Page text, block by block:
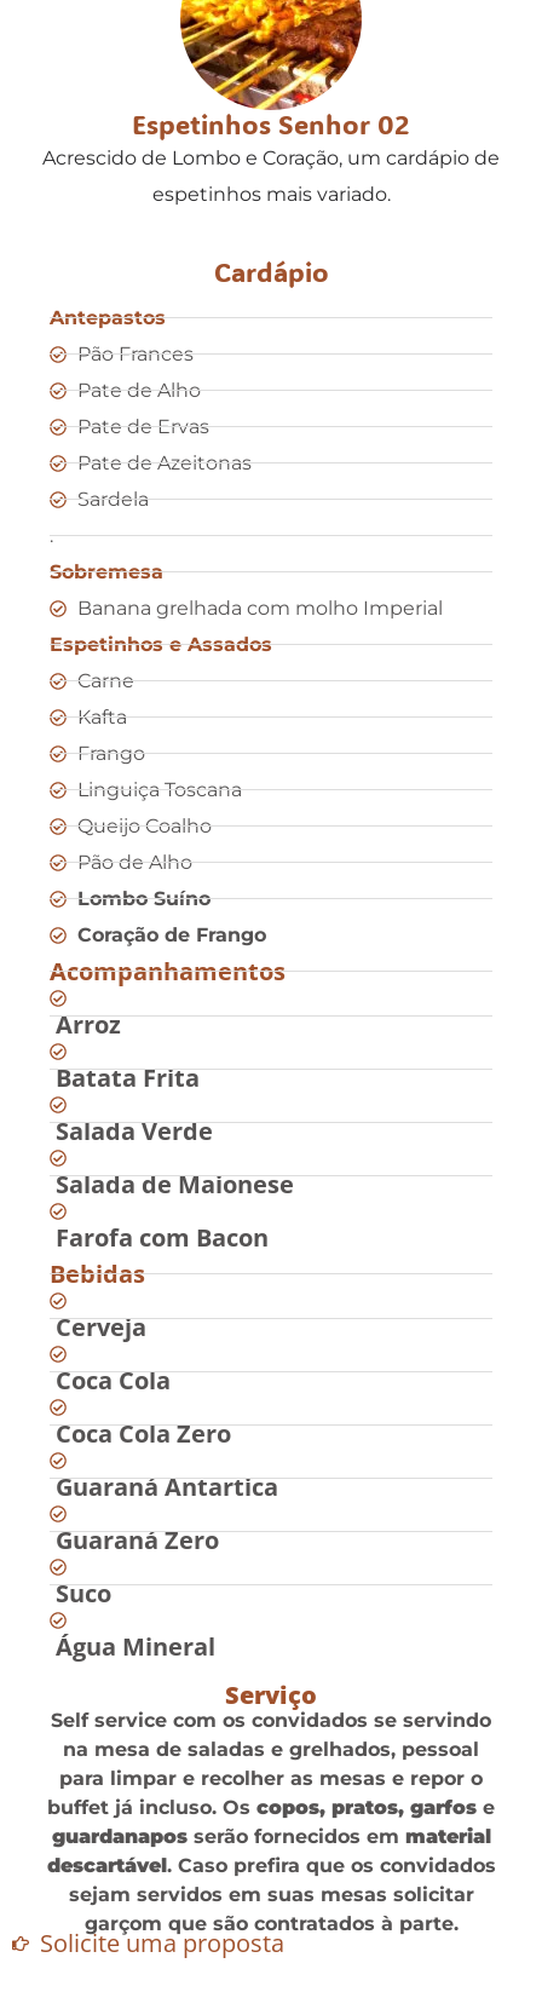
Espetinhos Senhor 02
Acrescido de Lombo e Coração, um cardápio de
espetinhos mais variado.
Cardápio
Antepastos
Pão Frances
Pate de Alho
Pate de Ervas
Pate de Azeitonas
Sardela
.
Sobremesa
Banana grelhada com molho Imperial
Espetinhos e Assados
Carne
Kafta
Frango
Linguiça Toscana
Queijo Coalho
Pão de Alho
Lombo Suíno
Coração de Frango
Acompanhamentos
Arroz
Batata Frita
Salada Verde
Salada de Maionese
Farofa com Bacon
Bebidas
Cerveja
Coca Cola
Coca Cola Zero
Guaraná Antartica
Guaraná Zero
Suco
Água Mineral
Serviço
Self service com os convidados se servindo
na mesa de saladas e grelhados, pessoal
para limpar e recolher as mesas e repor o
buffet já incluso. Os copos, pratos, garfos e
guardanaposserão fornecidos em material
descartável . Caso prefira que os convidados
sejam servidos em suas mesas solicitar
garçom que são contratados à parte.
Solicite uma proposta